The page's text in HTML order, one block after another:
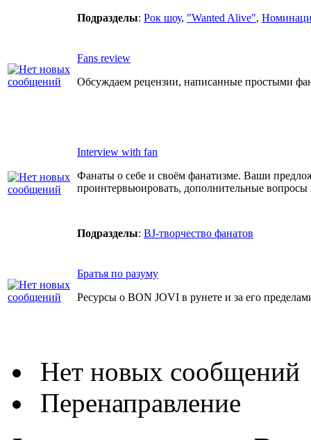
Подразделы: Рок шоу, "Wanted Alive",
Fans review
Обсуждаем рецензии, написанные простыми
Interview with fan
Фанаты о себе и своём фанатизме. Ваши
проинтервьюировать, дополнительные
Подразделы: BJ-творчество фанатов
Братья по разуму
Ресурсы о BON JOVI в рунете и за его
Нет новых сообщений
Перенаправление